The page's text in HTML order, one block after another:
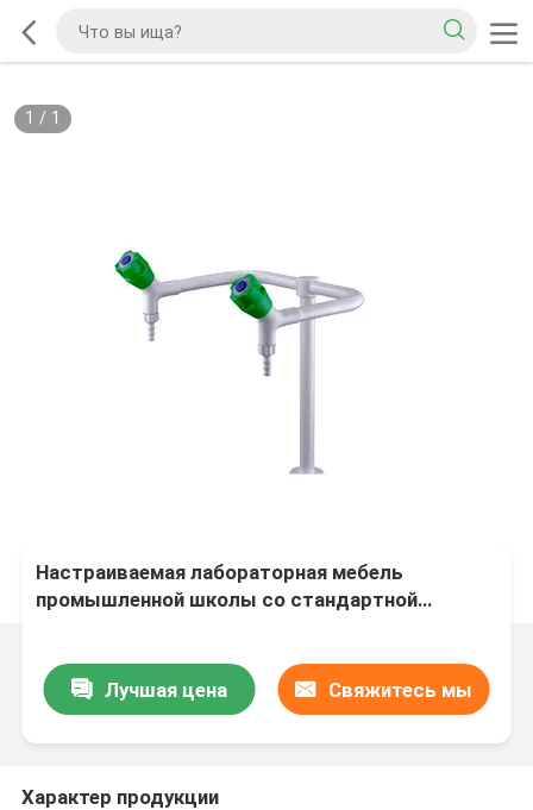
1 / 1
Настраиваемая лабораторная мебель
промышленной школы со стандартной
Лучшая цена Свяжитесь мы
Характер продукции